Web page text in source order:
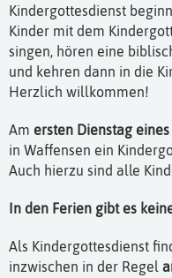
Kindergottesdienst
Kinder mit dem
singen, hören eine
und kehren dann in die
Herzlich willkommen!
Am ersten Dienstag
in Waffensen ein
Auch hierzu sind alle
In den Ferien gibt es
Als Kindergottesdienst
inzwischen in der Regel